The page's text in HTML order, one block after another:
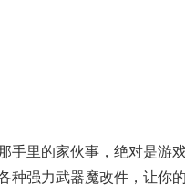
手里的家伙事，绝对是游
种强力武器魔改件，让你